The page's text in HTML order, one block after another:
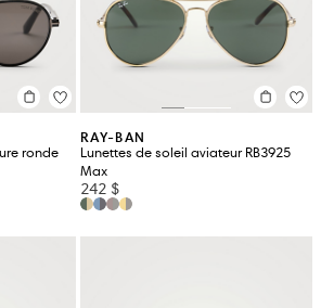
ronde
RAY-BAN
Lunettes de soleil aviateur RB3925
Max
242 $